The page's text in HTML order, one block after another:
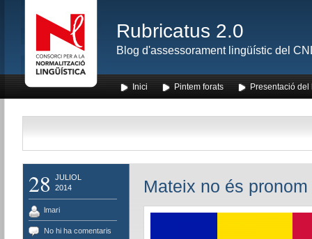
Rubricatus 2.0
Blog d'assessorament lingüístic del
Inici Pintem forats Presentació del
28
JULIOL
2014
lmari
No hi ha comentaris
Mateix no és pronom